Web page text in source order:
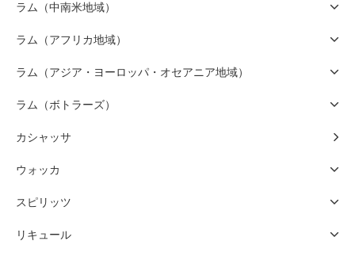
ラム（中南米地域）
ラム（アフリカ地域）
ラム（アジア・ヨーロッパ・オセアニア地域）
ラム（ボトラーズ）
カシャッサ
ウォッカ
スピリッツ
リキュール